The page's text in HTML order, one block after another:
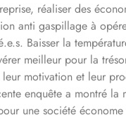
réaliser des
anti gaspillage à
Baisser la
meilleur pour la
motivation et leur
enquête a montré la
une société économe